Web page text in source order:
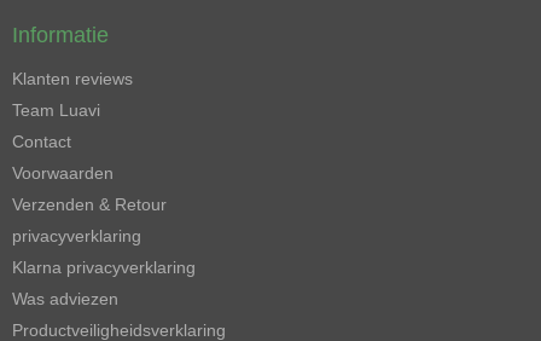
Informatie
Klanten reviews
Team Luavi
Contact
Voorwaarden
Verzenden & Retour
privacyverklaring
Klarna privacyverklaring
Was adviezen
Productveiligheidsverklaring